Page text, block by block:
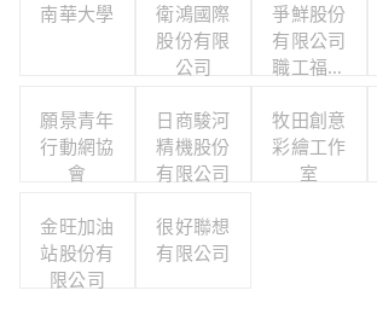
南華大學
衛鴻國際
股份有限
公司
爭鮮股份
有限公司
職工福利
願景青年
行動網協
會
日商駿河
精機股份
有限公司
牧田創意
彩繪工作
室
金旺加油
站股份有
限公司
很好聯想
有限公司